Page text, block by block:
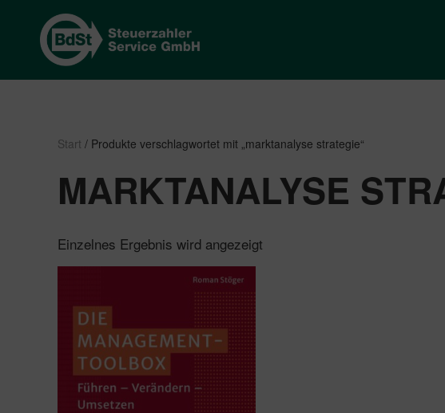
Start / Produkte verschlagwortet mit „marktanalyse strategie“
MARKTANALYSE
Einzelnes Ergebnis wird angezeigt